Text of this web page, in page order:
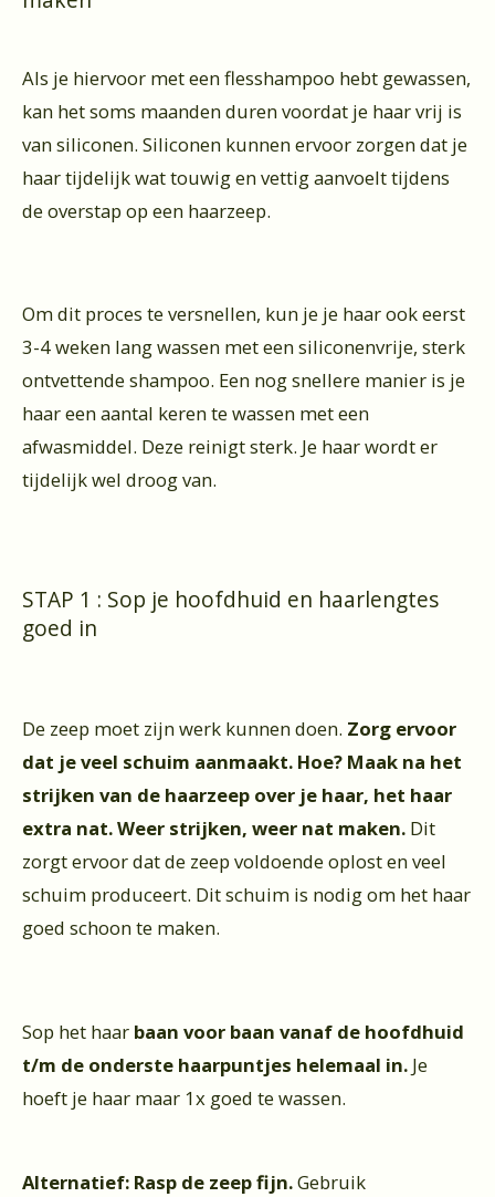
Als je hiervoor met een flesshampoo hebt gewassen,
kan het soms maanden duren voordat je haar vrij is
van siliconen. Siliconen kunnen ervoor zorgen dat je
haar tijdelijk wat touwig en vettig aanvoelt tijdens
de overstap op een haarzeep.
Om dit proces te versnellen, kun je je haar ook eerst
3-4 weken lang wassen met een siliconenvrije, sterk
ontvettende shampoo. Een nog snellere manier is je
haar een aantal keren te wassen met een
afwasmiddel. Deze reinigt sterk. Je haar wordt er
tijdelijk wel droog van.
STAP 1 : Sop je hoofdhuid en haarlengtes
goed in
De zeep moet zijn werk kunnen doen. Zorg ervoor
dat je veel schuim aanmaakt. Hoe? Maak na het
strijken van de haarzeep over je haar, het haar
extra nat. Weer strijken, weer nat maken. Dit
zorgt ervoor dat de zeep voldoende oplost en veel
schuim produceert. Dit schuim is nodig om het haar
goed schoon te maken.
Sop het haar baan voor baan vanaf de hoofdhuid
t/m de onderste haarpuntjes helemaal in. Je
hoeft je haar maar 1x goed te wassen.
Alternatief: Rasp de zeep fijn.Gebruik